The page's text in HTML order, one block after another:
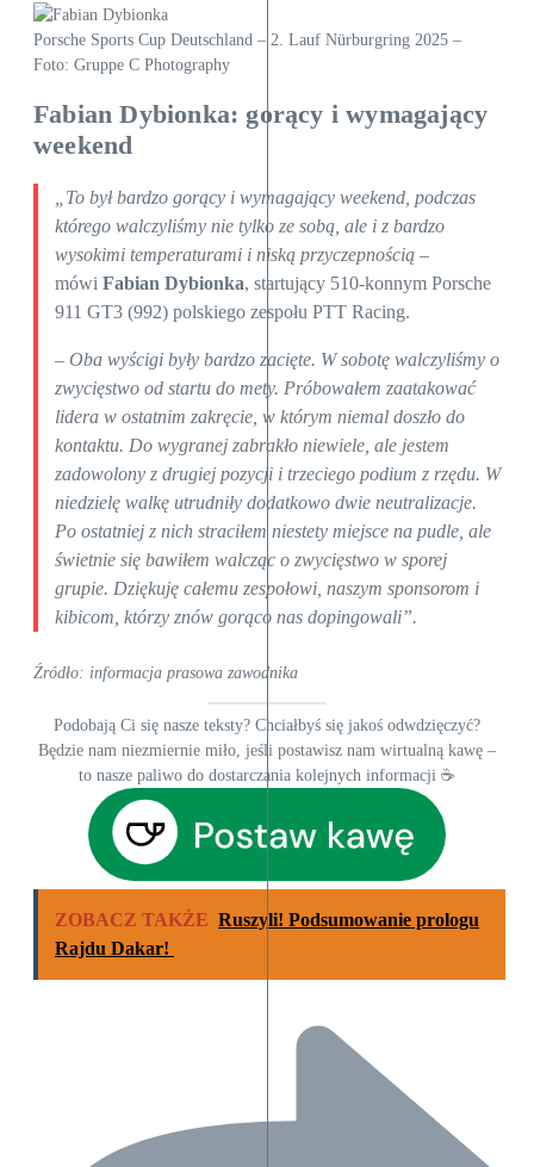
Porsche Sports Cup Deutschland – 2. Lauf Nürburgring 2025 –
Foto: Gruppe C Photography
Fabian Dybionka: gorący i wymagający
weekend
„To był bardzo gorący i wymagający weekend, podczas
którego walczyliśmy nie tylko ze sobą, ale i z bardzo
wysokimi temperaturami i niską przyczepnością–
mówi Fabian Dybionka, startujący 510-konnym Porsche
911 GT3 (992) polskiego zespołu PTT Racing.
– Oba wyścigi były bardzo zacięte. W sobotę walczyliśmy o
zwycięstwo od startu do mety. Próbowałem zaatakować
lidera w ostatnim zakręcie, w którym niemal doszło do
kontaktu. Do wygranej zabrakło niewiele, ale jestem
zadowolony z drugiej pozycji i trzeciego podium z rzędu. W
niedzielę walkę utrudniły dodatkowo dwie neutralizacje.
Po ostatniej z nich straciłem niestety miejsce na pudle, ale
świetnie się bawiłem walcząc o zwycięstwo w sporej
grupie. Dziękuję całemu zespołowi, naszym sponsorom i
kibicom, którzy znów gorąco nas dopingowali”.
Źródło: informacja prasowa zawodnika
Podobają Ci się nasze teksty? Chciałbyś się jakoś odwdzięczyć?
Będzie nam niezmiernie miło, jeśli postawisz nam wirtualną kawę –
to nasze paliwo do dostarczania kolejnych informacji ☕
ZOBACZ TAKŻE Ruszyli! Podsumowanie prologu
Rajdu Dakar!